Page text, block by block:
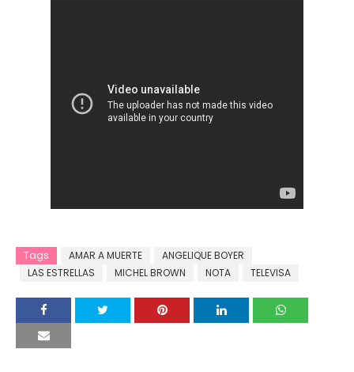
Tags AMAR A MUERTE
ANGELIQUE BOYER
LAS ESTRELLAS
MICHEL BROWN NOTA TELEVISA